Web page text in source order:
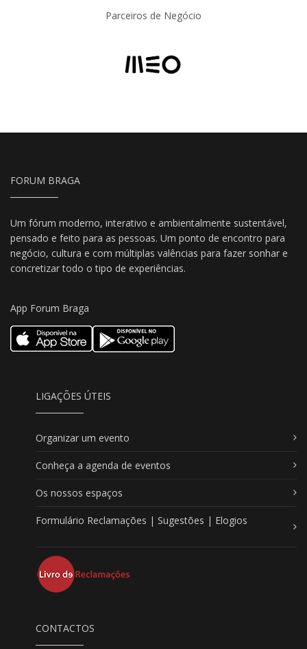
Parceiros de Negócio
FORUM BRAGA
Um fórum moderno, interativo e ambientalmente sustentável,
pensado e feito para as pessoas. Um ponto de encontro para
negócio, cultura e com múltiplas valências para fazer sonhar e
concretizar todo o tipo de experiências.
App Forum Braga
LIGAÇÕES ÚTEIS
Organizar um evento
Conheça a agenda de eventos
Os nossos espaços
Formulário Reclamações | Sugestões | Elogios
CONTACTOS